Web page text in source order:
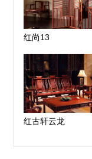
红尚13
红古轩云龙